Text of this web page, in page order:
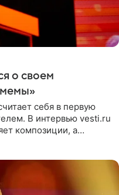
о своем
себя в первую
В интервью vesti.ru
композиции, а